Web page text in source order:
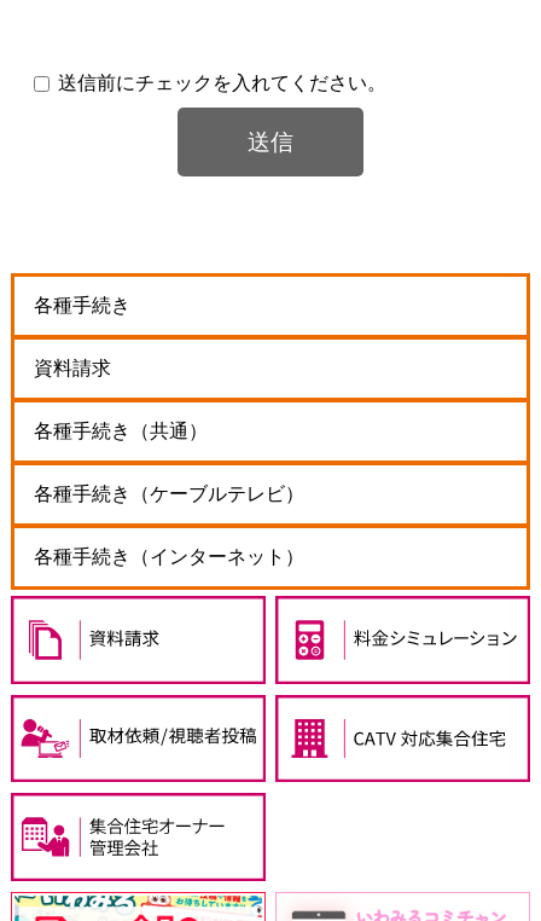
送信前にチェックを入れてください。
各種手続き
資料請求
各種手続き（共通）
各種手続き（ケーブルテレビ）
各種手続き（インターネット）